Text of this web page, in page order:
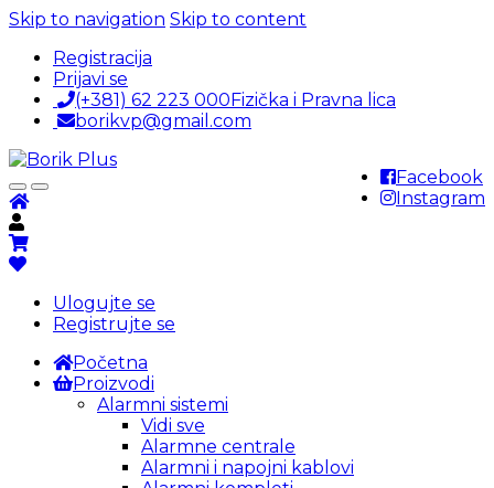
Skip to navigation Skip to content
Registracija
Prijavi se
(+381) 62 223 000Fizička i Pravna lica
borikvp@gmail.com
Facebook
Instagram
Ulogujte se
Registrujte se
Početna
Proizvodi
Alarmni sistemi
Vidi sve
Alarmne centrale
Alarmni i napojni kablovi